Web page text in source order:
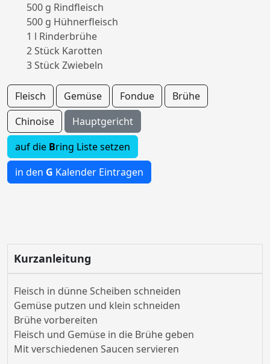
500 g Rindfleisch
500 g Hühnerfleisch
1 l Rinderbrühe
2 Stück Karotten
3 Stück Zwiebeln
Fleisch Gemüse Fondue
Brühe
Chinoise
Hauptgericht
auf die Bring Liste setzen
in den G Kalender Eintragen
Kurzanleitung
Fleisch in dünne Scheiben schneiden
Gemüse putzen und klein schneiden
Brühe vorbereiten
Fleisch und Gemüse in die Brühe geben
Mit verschiedenen Saucen servieren